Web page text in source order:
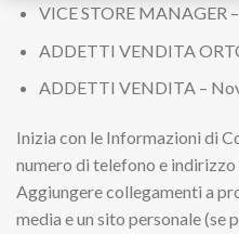
VICE STORE MANAGER
ADDETTI VENDITA
ADDETTI VENDITA –
Inizia con le Informazioni di
numero di telefono e
Aggiungere collegamenti a
media e un sito personale (se